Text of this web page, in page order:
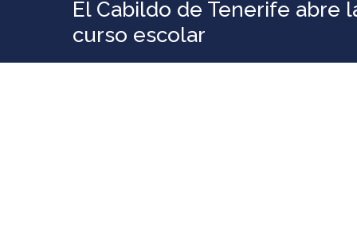
El Cabildo de Tenerife abre
curso escolar